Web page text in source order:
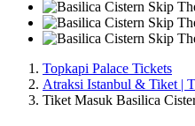
Topkapi Palace Tickets
Atraksi Istanbul & Tiket |
Tiket Masuk Basilica